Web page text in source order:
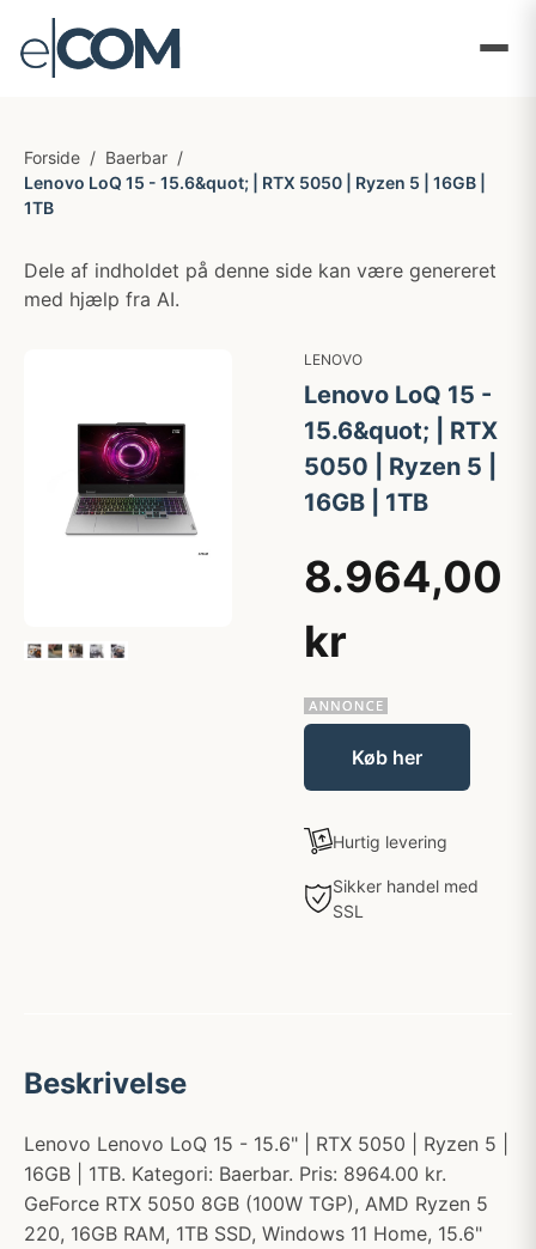
Forside / Baerbar /
Lenovo LoQ 15 - 15.6&quot; | RTX 5050 | Ryzen 5 | 16GB |
1TB
Dele af indholdet på denne side kan være genereret
med hjælp fra AI.
LENOVO
Lenovo LoQ 15 -
15.6&quot; | RTX
5050 | Ryzen 5 |
16GB | 1TB
8.964,00
kr
Køb her
Hurtig levering
Sikker handel med
SSL
Beskrivelse
Lenovo Lenovo LoQ 15 - 15.6" | RTX 5050 | Ryzen 5 |
16GB | 1TB. Kategori: Baerbar. Pris: 8964.00 kr.
GeForce RTX 5050 8GB (100W TGP), AMD Ryzen 5
220, 16GB RAM, 1TB SSD, Windows 11 Home, 15.6"